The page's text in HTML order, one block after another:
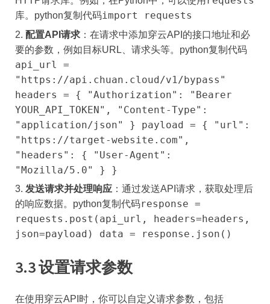
库。python复制代码import requests
配置API请求 ：在请求中添加穿云API的接口地址和必
要的参数，例如目标URL、请求头等。python复制代码
api_url =
"https://api.chuan.cloud/v1/bypass"
headers = { "Authorization": "Bearer
YOUR_API_TOKEN", "Content-Type":
"application/json" } payload = { "url":
"https://target-website.com",
"headers": { "User-Agent":
"Mozilla/5.0" } }
发送请求并处理响应 ：通过发送API请求，获取处理后
的响应数据。python复制代码response =
requests.post(api_url, headers=headers,
json=payload) data = response.json()
3.3 设置请求参数
在使用穿云API时，你可以自定义请求参数，包括